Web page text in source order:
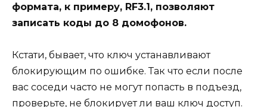
формата, к примеру, RF3.1, позволяют
записать коды до 8 домофонов.
Кстати, бывает, что ключ устанавливают
блокирующим по ошибке. Так что если после
вас соседи часто не могут попасть в подъезд,
проверьте, не блокирует ли ваш ключ доступ.